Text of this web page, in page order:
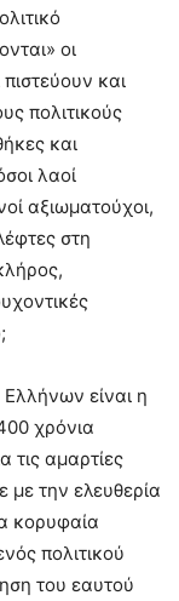
οι
και
πολιτικούς
και
λαοί
αξιωματούχοι,
στη
είναι η
χρόνια
τις αμαρτίες
την ελευθερία
κορυφαία
πολιτικού
του εαυτού